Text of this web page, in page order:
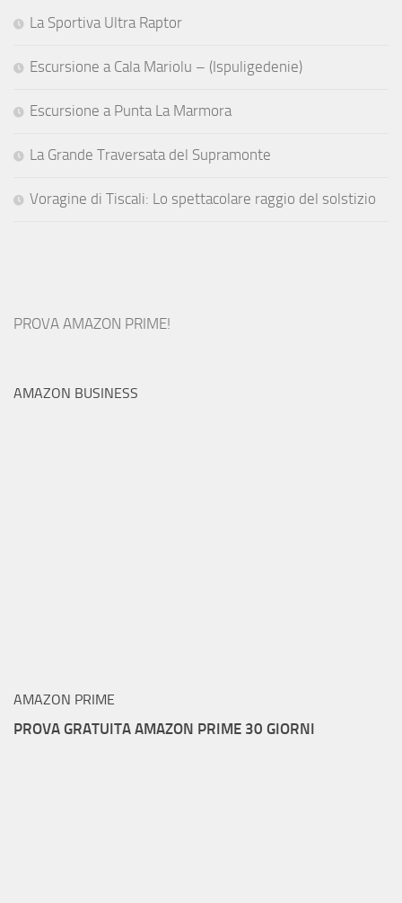
La Sportiva Ultra Raptor
Escursione a Cala Mariolu – (Ispuligedenie)
Escursione a Punta La Marmora
La Grande Traversata del Supramonte
Voragine di Tiscali: Lo spettacolare raggio del solstizio
PROVA AMAZON PRIME!
AMAZON BUSINESS
AMAZON PRIME
PROVA GRATUITA AMAZON PRIME 30 GIORNI